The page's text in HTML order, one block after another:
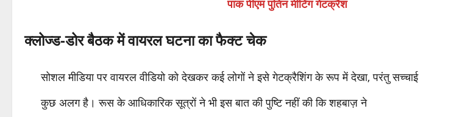
पाक पीएम पुतिन मीटिंग गेटक्रैश
क्लोज्ड-डोर बैठक में वायरल घटना का फैक्ट चेक
सोशल मीडिया पर वायरल वीडियो को देखकर कई लोगों ने इसे गेटक्रैशिंग के रूप में देखा, परंतु सच्चाई
कुछ अलग है। रूस के आधिकारिक सूत्रों ने भी इस बात की पुष्टि नहीं की कि शहबाज़ ने